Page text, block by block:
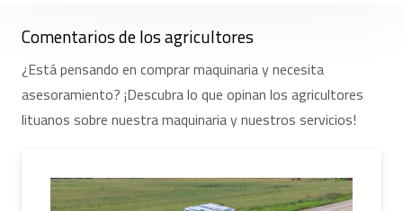
Comentarios de los agricultores
¿Está pensando en comprar maquinaria y necesita
asesoramiento? ¡Descubra lo que opinan los agricultores
lituanos sobre nuestra maquinaria y nuestros servicios!